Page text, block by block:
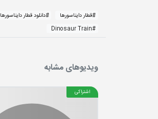
#قطار دایناسورها #دانلود قطار دایناسورها
#
Dinosaur Train
ویدیوهای مشابه
اشتراکی